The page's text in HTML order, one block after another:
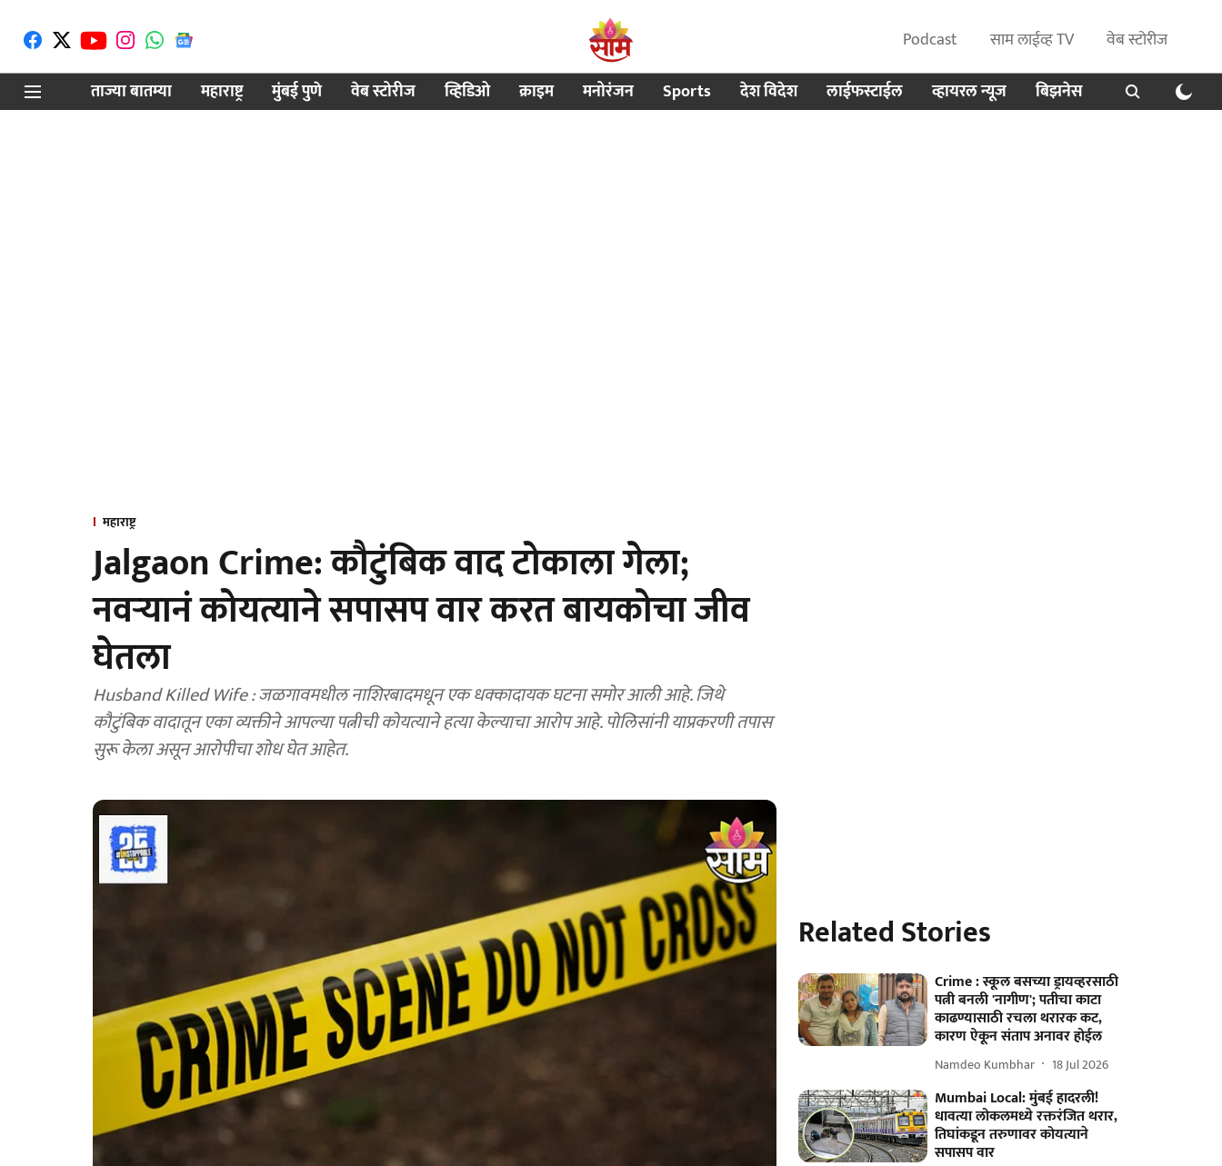
Podcast साम लाईव्ह TV
वेब स्टोरीज
ताज्या बातम्या
महाराष्ट्र मुंबई पुणे वेब स्टोरीज व्हिडिओ क्राइम मनोरंजन Sports देश विदेश लाईफस्टाईल व्हायरल न्यूज बिझनेस
महाराष्ट्र
Jalgaon Crime: कौटुंबिक वाद टोकाला गेला;
नवऱ्यानं कोयत्याने सपासप वार करत बायकोचा जीव
घेतला
Husband Killed Wife : जळगावमधील नाशिरबादमधून एक धक्कादायक घटना समोर आली आहे. जिथे
कौटुंबिक वादातून एका व्यक्तीने आपल्या पत्नीची कोयत्याने हत्या केल्याचा आरोप आहे. पोलिसांनी याप्रकरणी तपास
सुरू केला असून आरोपीचा शोध घेत आहेत.
Related Stories
Crime : स्कूल बसच्या ड्रायव्हरसाठी
पत्नी बनली 'नागीण'; पतीचा काटा
काढण्यासाठी रचला थरारक कट,
कारण ऐकून संताप अनावर होईल
Namdeo Kumbhar 18 Jul 2026
Mumbai Local: मुंबई हादरली!
धावत्या लोकलमध्ये रक्तरंजित थरार,
तिघांकडून तरुणावर कोयत्याने
सपासप वार